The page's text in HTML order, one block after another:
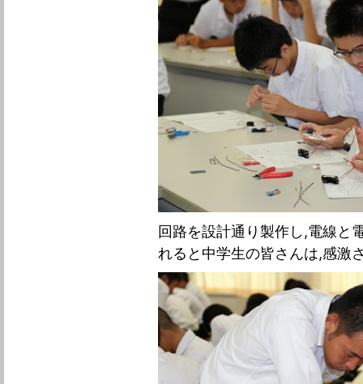
回路を設計通り製作し,電線と
れると中学生の皆さんは,感激